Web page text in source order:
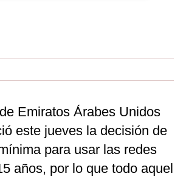
Emiratos Árabes Unidos
este jueves la decisión de
para usar las redes
años, por lo que todo aquel